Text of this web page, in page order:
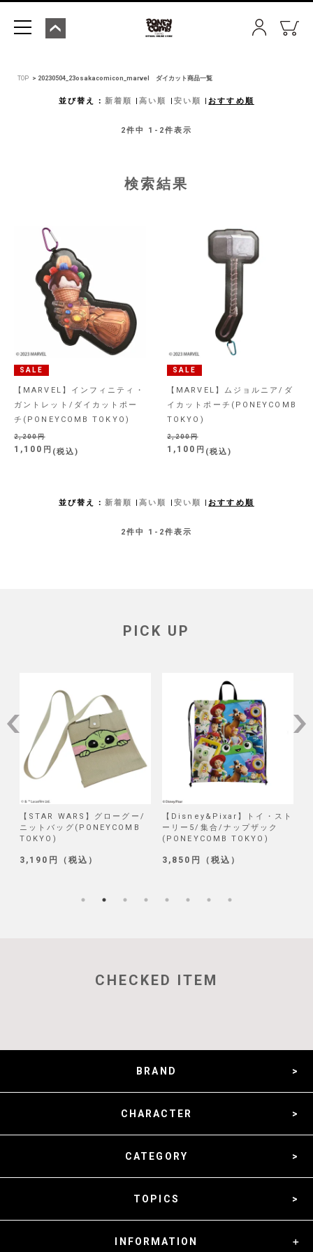
TOP 20230504_23osakacomicon_marvel ダイカット商品一覧
並び替え 新着順 高い順 安い順 おすすめ順
2件中 1 - 2件表示
検索結果
SALE
【MARVEL】インフィニティ・
ガントレット/ダイカットポー
チ(PONEYCOMB TOKYO)
2,200
1,100 税込
SALE
【MARVEL】ムジョルニア/ダ
イカットポーチ(PONEYCOMB
TOKYO)
2,200
1,100 税込
並び替え 新着順 高い順 安い順 おすすめ順
2件中 1 - 2件表示
PICK UP
【STAR WARS】グローグー/
ニットバッグ(PONEYCOMB
TOKYO)
3,190円（税込）
【Disney&Pixar】トイ・スト
ーリー5/集合/ナップザック
(PONEYCOMB TOKYO)
3,850円（税込）
CHECKED ITEM
BRAND
CHARACTER
CATEGORY
TOPICS
INFORMATION